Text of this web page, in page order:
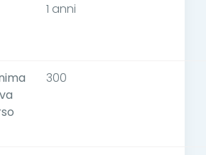
1 anni
300